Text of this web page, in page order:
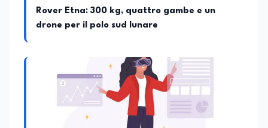
Rover Etna: 300 kg, quattro gambe e un
drone per il polo sud lunare